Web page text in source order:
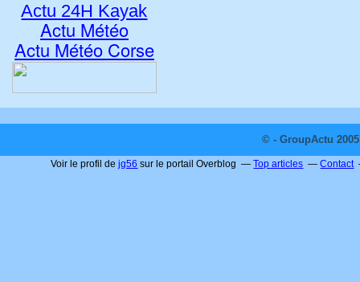
Actu 24H Kayak
Actu Météo
Actu Météo Corse
© - GroupActu
Voir le profil dejg56 sur le portail Overblog Top articles Contact